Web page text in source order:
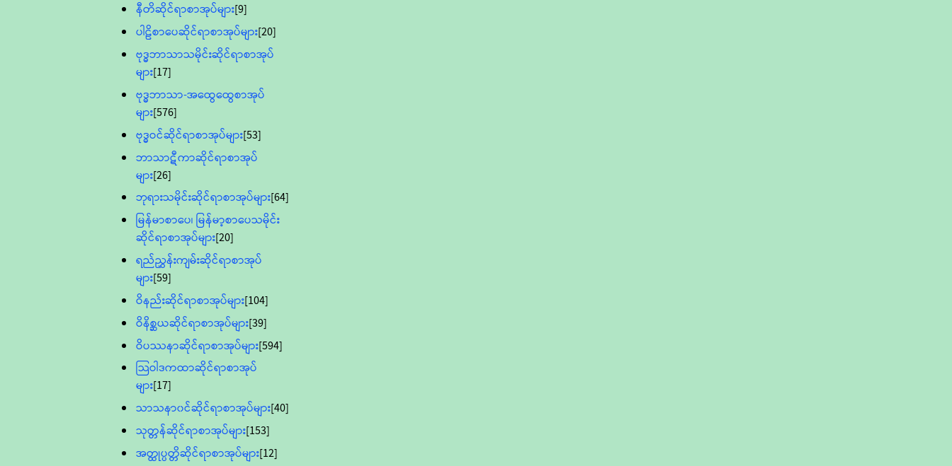
နီတိဆိုင်ရာစာအုပ်များ[9]
ပါဠိစာပေဆိုင်ရာစာအုပ်များ[20]
ဗုဒ္ဓဘာသာသမိုင်းဆိုင်ရာစာအုပ်
များ[17]
ဗုဒ္ဓဘာသာ-အထွေထွေစာအုပ်
များ[576]
ဗုဒ္ဓဝင်ဆိုင်ရာစာအုပ်များ[53]
ဘာသာဋီကာဆိုင်ရာစာအုပ်
များ[26]
ဘုရားသမိုင်းဆိုင်ရာစာအုပ်များ[64]
မြန်မာစာပေ၊ မြန်မာ့စာပေသမိုင်း
ဆိုင်ရာစာအုပ်များ[20]
ရည်ညွှန်းကျမ်းဆိုင်ရာစာအုပ်
များ[59]
ဝိနည်းဆိုင်ရာစာအုပ်များ[104]
ဝိနိစ္ဆယဆိုင်ရာစာအုပ်များ[39]
ဝိပဿနာဆိုင်ရာစာအုပ်များ[594]
သြဝါဒကထာဆိုင်ရာစာအုပ်
များ[17]
သာသနာ၀င်ဆိုင်ရာစာအုပ်များ[40]
သုတ္တန်ဆိုင်ရာစာအုပ်များ[153]
အတ္ထုပ္ပတ္တိဆိုင်ရာစာအုပ်များ[12]